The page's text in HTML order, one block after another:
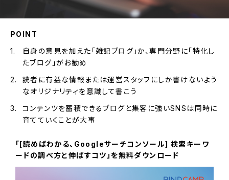
POINT
自身の意見を加えた「雑記ブログ」か、専門分野に「特化し
たブログ」がお勧め
読者に有益な情報または運営スタッフにしか書けないよう
なオリジナリティを意識して書こう
コンテンツを蓄積できるブログと集客に強いSNSは同時に
育てていくことが大事
「[読めばわかる、Googleサーチコンソール] 検索キーワ
ードの調べ方と伸ばすコツ」を無料ダウンロード